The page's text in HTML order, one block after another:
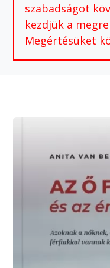
szabadságot
kezdjük a
Megértésüket